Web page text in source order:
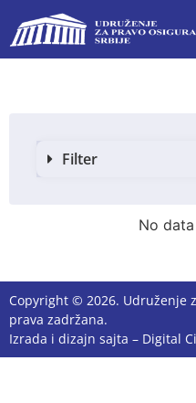
Filter
No
Copyright © 2026. Udruženje
prava zadržana.
Izrada i dizajn sajta – Digital